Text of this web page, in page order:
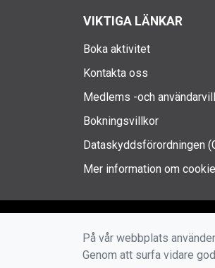
VIKTIGA LÄNKAR
Boka aktivitet
Kontakta oss
Medlems -och
Bokningsvillkor
Dataskyddsförordningen
Mer information om
På vår webbplats
Genom att surfa vidare